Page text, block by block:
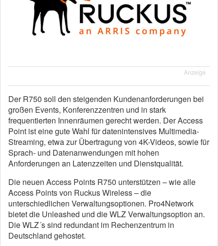
Anzeige
Der R750 soll den steigenden Kundenanforderungen bei
großen Events, Konferenzzentren und in stark
frequentierten Innenräumen gerecht werden. Der Access
Point ist eine gute Wahl für datenintensives Multimedia-
Streaming, etwa zur Übertragung von 4K-Videos, sowie für
Sprach- und Datenanwendungen mit hohen
Anforderungen an Latenzzeiten und Dienstqualität.
Die neuen Access Points R750 unterstützen – wie alle
Access Points von Ruckus Wireless – die
unterschiedlichen Verwaltungsoptionen. Pro4Network
bietet die Unleashed und die WLZ Verwaltungsoption an.
Die WLZ´s sind redundant im Rechenzentrum in
Deutschland gehostet.